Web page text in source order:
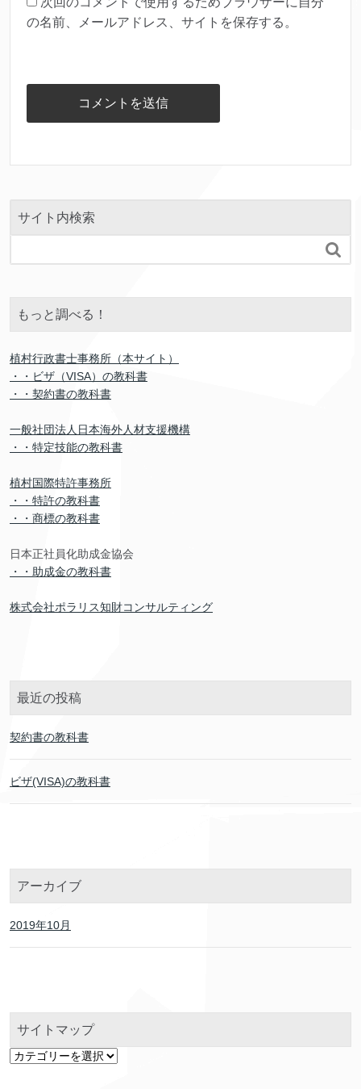
の名前、メールアドレス、サイトを保存する。
サイト内検索

もっと調べる！
植村行政書士事務所（本サイト）
・・ビザ（VISA）の教科書
・・契約書の教科書
一般社団法人日本海外人材支援機構
・・特定技能の教科書
植村国際特許事務所
・・特許の教科書
・・商標の教科書
日本正社員化助成金協会
・・助成金の教科書
株式会社ポラリス知財コンサルティング
最近の投稿
契約書の教科書
ビザ(VISA)の教科書
アーカイブ
2019年10月
サイトマップ
サ